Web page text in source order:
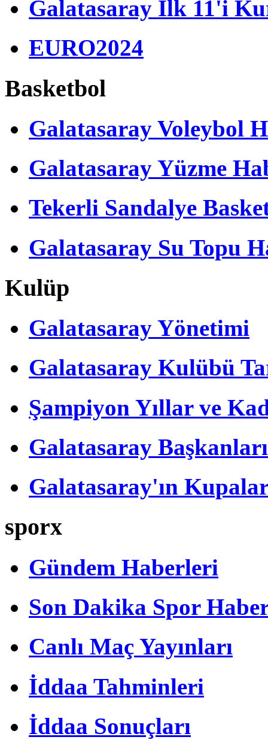
Galatasaray İlk 11'i
EURO2024
Basketbol
Galatasaray Voleybol
Galatasaray Yüzme
Tekerli Sandalye
Galatasaray Su Topu
Kulüp
Galatasaray Yönetimi
Galatasaray Kulübü
Şampiyon Yıllar ve
Galatasaray Başkanları
Galatasaray'ın
sporx
Gündem Haberleri
Son Dakika Spor
Canlı Maç Yayınları
İddaa Tahminleri
İddaa Sonuçları